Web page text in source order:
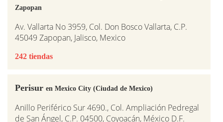
Zapopan
Av. Vallarta No 3959, Col. Don Bosco Vallarta, C.P.
45049 Zapopan, Jalisco, Mexico
242 tiendas
Perisur en Mexico City (Ciudad de Mexico)
Anillo Periférico Sur 4690., Col. Ampliación Pedregal
de San Ángel, C.P. 04500, Coyoacán, México D.F.